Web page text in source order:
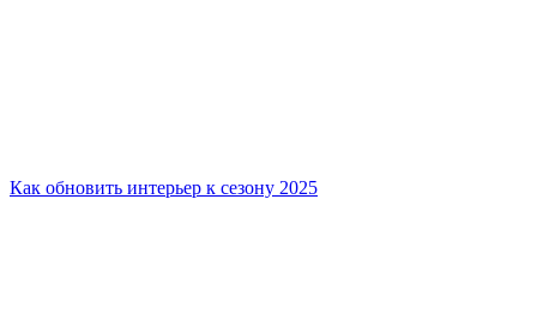
Как обновить интерьер к сезону 2025